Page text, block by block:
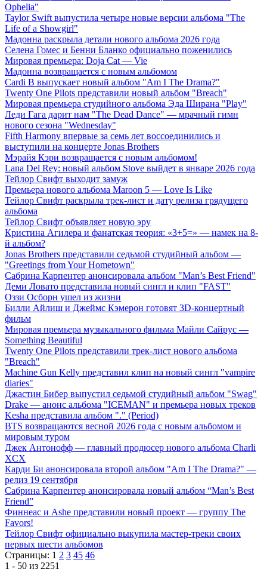
Ophelia"
Taylor Swift выпустила четыре новые версии альбома "The
Life of a Showgirl"
Мадонна раскрыла детали нового альбома 2026 года
Селена Гомес и Бенни Бланко официально поженились
Мировая премьера: Doja Cat — Vie
Мадонна возвращается с новым альбомом
Cardi B выпускает новый альбом "Am I The Drama?"
Twenty One Pilots представили новый альбом "Breach"
Мировая премьера студийного альбома Эда Ширана "Play"
Леди Гага дарит нам "The Dead Dance" — мрачный гимн
нового сезона "Wednesday"
Fifth Harmony впервые за семь лет воссоединились и
выступили на концерте Jonas Brothers
Мэрайя Кэри возвращается с новым альбомом!
Lana Del Rey: новый альбом Stove выйдет в январе 2026 года
Тейлор Свифт выходит замуж
Премьера нового альбома Maroon 5 — Love Is Like
Тейлор Свифт раскрыла трек-лист и дату релиза грядущего
альбома
Тейлор Свифт объявляет новую эру
Кристина Агилера и фанатская теория: «3+5=» — намек на 8-
й альбом?
Jonas Brothers представили седьмой студийный альбом —
"Greetings from Your Hometown"
Сабрина Карпентер анонсировала альбом "Man’s Best Friend"
Деми Ловато представила новый сингл и клип "FAST"
Оззи Осборн ушел из жизни
Билли Айлиш и Джеймс Кэмерон готовят 3D-концертный
фильм
Мировая премьера музыкального фильма Майли Сайрус —
Something Beautiful
Twenty One Pilots представили трек-лист нового альбома
"Breach"
Machine Gun Kelly представил клип на новый сингл "vampire
diaries"
Джастин Бибер выпустил седьмой студийный альбом "Swag"
Drake — анонс альбома "ICEMAN" и премьера новых треков
Kesha представила альбом "." (Period)
BTS возвращаются весной 2026 года с новым альбомом и
мировым туром
Джек Антонофф — главный продюсер нового альбома Charli
XCX
Карди Би анонсировала второй альбом "Am I The Drama?" —
релиз 19 сентября
Сабрина Карпентер анонсировала новый альбом “Man’s Best
Friend”
Финнеас и Ashe представили новый проект — группу The
Favors!
Тейлор Свифт официально выкупила мастер-треки своих
первых шести альбомов
Страницы: 1 2 3 45 46
1 - 50 из 2251